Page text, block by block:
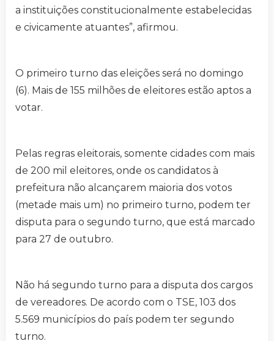
a instituições constitucionalmente estabelecidas
e civicamente atuantes”, afirmou.
O primeiro turno das eleições será no domingo
(6). Mais de 155 milhões de eleitores estão aptos a
votar.
Pelas regras eleitorais, somente cidades com mais
de 200 mil eleitores, onde os candidatos à
prefeitura não alcançarem maioria dos votos
(metade mais um) no primeiro turno, podem ter
disputa para o segundo turno, que está marcado
para 27 de outubro.
Não há segundo turno para a disputa dos cargos
de vereadores. De acordo com o TSE, 103 dos
5.569 municípios do país podem ter segundo
turno.